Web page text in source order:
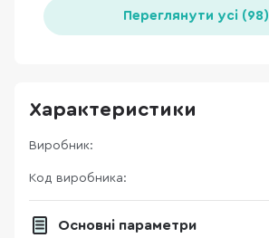
Переглянути усі (98)
Характеристики
Виробник:
Код виробника:
Основні параметри